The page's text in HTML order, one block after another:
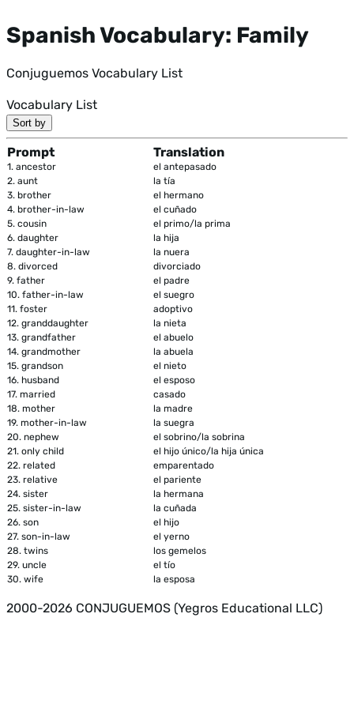
Spanish Vocabulary: Family
Conjuguemos Vocabulary List
Vocabulary List
Sort by
Prompt Translation
1. ancestor
el antepasado
2. aunt
la tía
3. brother
el hermano
4. brother-in-law
el cuñado
5. cousin
el primo/la prima
6. daughter
la hija
7. daughter-in-law
la nuera
8. divorced
divorciado
9. father
el padre
10. father-in-law
el suegro
11. foster
adoptivo
12. granddaughter
la nieta
13. grandfather
el abuelo
14. grandmother
la abuela
15. grandson
el nieto
16. husband
el esposo
17. married
casado
18. mother
la madre
19. mother-in-law
la suegra
20. nephew
el sobrino/la sobrina
21. only child
el hijo único/la hija única
22. related
emparentado
23. relative
el pariente
24. sister
la hermana
25. sister-in-law
la cuñada
26. son
el hijo
27. son-in-law
el yerno
28. twins
los gemelos
29. uncle
el tío
30. wife la esposa
2000-2026 CONJUGUEMOS (Yegros Educational LLC)